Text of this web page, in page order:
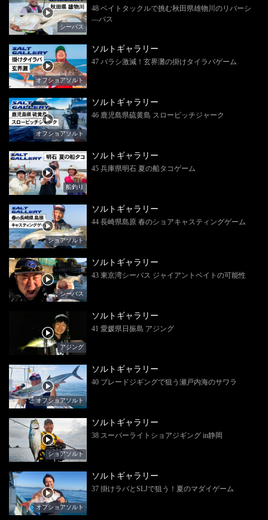
シーバス
48 ベイトタックルで挑む秋田県雄物川のリバーシ
―バス
オフショアソルト
ソルトギャラリー
47 バラシ激減！玄界灘の掛けタイラバゲーム
オフショアソルト
ソルトギャラリー
46 鹿児島県硫黄島 スローピッチジャーク
船釣り
ソルトギャラリー
45 兵庫県明石 夏の船タコゲーム
ショアソルト
ソルトギャラリー
44 長崎県島原 春のショアキャスティングゲーム
シーバス
ソルトギャラリー
43 東京湾シーバス ジャイアントベイトの可能性
アジング
ソルトギャラリー
41 愛媛県日振島 アジング
オフショアソルト
ソルトギャラリー
40 ブレードジギングで狙う瀬戸内海のサワラ
ショアソルト
ソルトギャラリー
38 スーパーライトショアジギング in静岡
オフショアソルト
ソルトギャラリー
37 掛けラバとSLJで狙う！夏のマダイゲーム